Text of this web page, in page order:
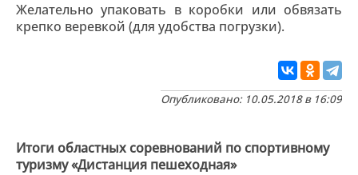
Желательно упаковать в коробки или обвязать
крепко веревкой (для удобства погрузки).
Опубликовано: 10.05.2018 в 16:09
Итоги областных соревнований по спортивному
туризму «Дистанция пешеходная»